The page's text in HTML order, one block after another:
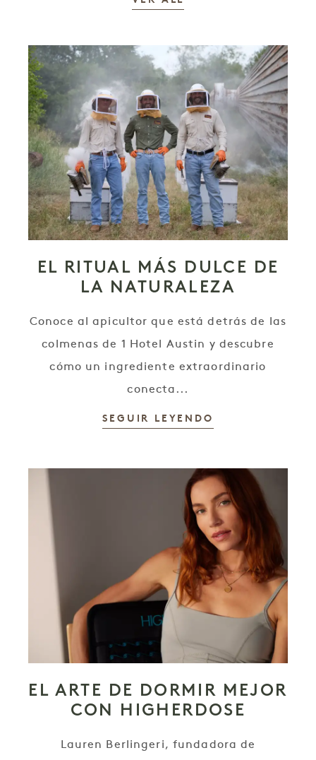
EL RITUAL MÁS DULCE DE
LA NATURALEZA
Conoce al apicultor que está detrás de las
colmenas de 1 Hotel Austin y descubre
cómo un ingrediente extraordinario
conecta...
SEGUIR LEYENDO
EL ARTE DE DORMIR MEJOR
CON HIGHERDOSE
Lauren Berlingeri, fundadora de